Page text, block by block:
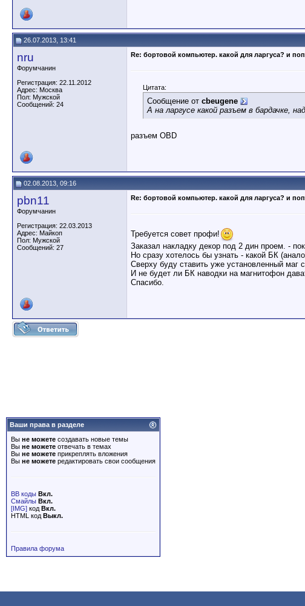
26.07.2013, 13:41
nru
Форумчанин
Регистрация: 22.11.2012
Адрес: Москва
Пол: Мужской
Сообщений: 24
Re: бортовой компьютер. какой для ларгуса? и
Цитата:
Сообщение от cbeugene
А на ларгусе какой разъем в бардачке,
разъем OBD
02.08.2013, 09:16
pbn11
Форумчанин
Регистрация: 22.03.2013
Адрес: Майкоп
Пол: Мужской
Сообщений: 27
Re: бортовой компьютер. какой для ларгуса? и
Требуется совет профи!
Заказал накладку декор под 2 дин проем. -
Но сразу хотелось бы узнать - какой БК
Сверху буду ставить уже установленный
И не будет ли БК наводки на магнитофон
Спасибо.
Ваши права в разделе
Вы не можете создавать новые темы
Вы не можете отвечать в темах
Вы не можете прикреплять вложения
Вы не можете редактировать свои сообщения
BB коды Вкл.
Смайлы Вкл.
[IMG] код Вкл.
HTML код Выкл.
Правила форума